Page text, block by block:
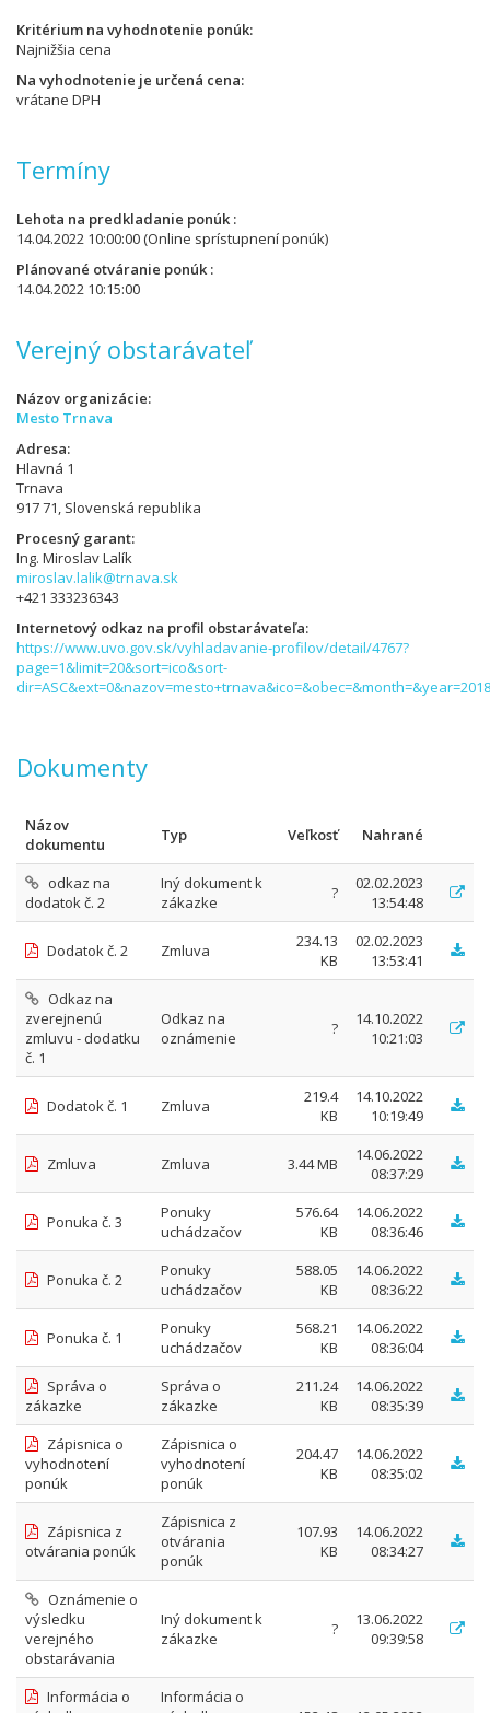
Kritérium na vyhodnotenie ponúk
Najnižšia cena
Na vyhodnotenie je určená cena
vrátane DPH
Termíny
Lehota na predkladanie ponúk
14.04.2022 10:00:00(Online sprístupnení ponúk)
Plánované otváranie ponúk
14.04.2022 10:15:00
Verejný obstarávateľ
Názov organizácie
Mesto Trnava
Adresa
Hlavná 1
Trnava
917 71, Slovenská republika
Procesný garant
Ing. Miroslav Lalík
miroslav.lalik@trnava.sk
+421 333236343
Internetový odkaz na profil obstarávateľa
https://www.uvo.gov.sk/vyhladavanie-profilov/detail/4767?
page=1&limit=20&sort=ico&sort-
Dokumenty
Názov
dokumentu
Typ Veľkosť Nahrané
odkaz na
dodatok č. 2
Iný dokument k
zákazke
?
02.02.2023
13:54:48
Dodatok č. 2 Zmluva
234.13
KB
02.02.2023
13:53:41
Odkaz na
zverejnenú
zmluvu - dodatku
č. 1
Odkaz na
oznámenie
?
14.10.2022
10:21:03
Dodatok č. 1 Zmluva
219.4
KB
14.10.2022
10:19:49
Zmluva Zmluva 3.44 MB
14.06.2022
08:37:29
Ponuka č. 3
Ponuky
uchádzačov
576.64
KB
14.06.2022
08:36:46
Ponuka č. 2
Ponuky
uchádzačov
588.05
KB
14.06.2022
08:36:22
Ponuka č. 1
Ponuky
uchádzačov
568.21
KB
14.06.2022
08:36:04
Správa o
zákazke
Správa o
zákazke
211.24
KB
14.06.2022
08:35:39
Zápisnica o
vyhodnotení
ponúk
Zápisnica o
vyhodnotení
ponúk
204.47
KB
14.06.2022
08:35:02
Zápisnica z
otvárania ponúk
Zápisnica z
otvárania
ponúk
107.93
KB
14.06.2022
08:34:27
Oznámenie o
výsledku
verejného
obstarávania
Iný dokument k
zákazke
?
13.06.2022
09:39:58
Informácia o
Informácia o